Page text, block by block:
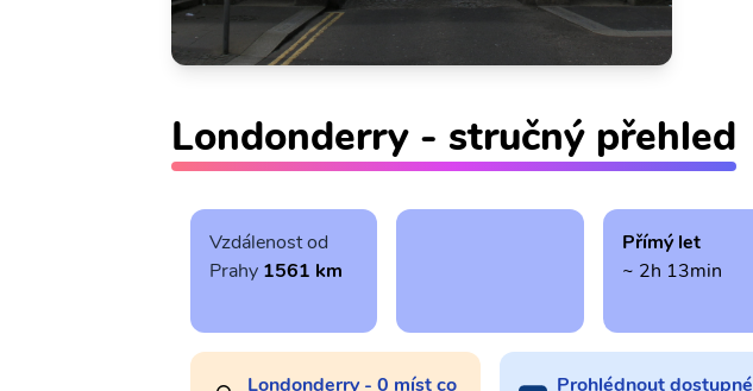
Londonderry - stručný přehled
Vzdálenost od
Prahy 1561 km
Přímý let
~ 2h 13min
Londonderry - 0 míst co
Prohlédnout dostupné